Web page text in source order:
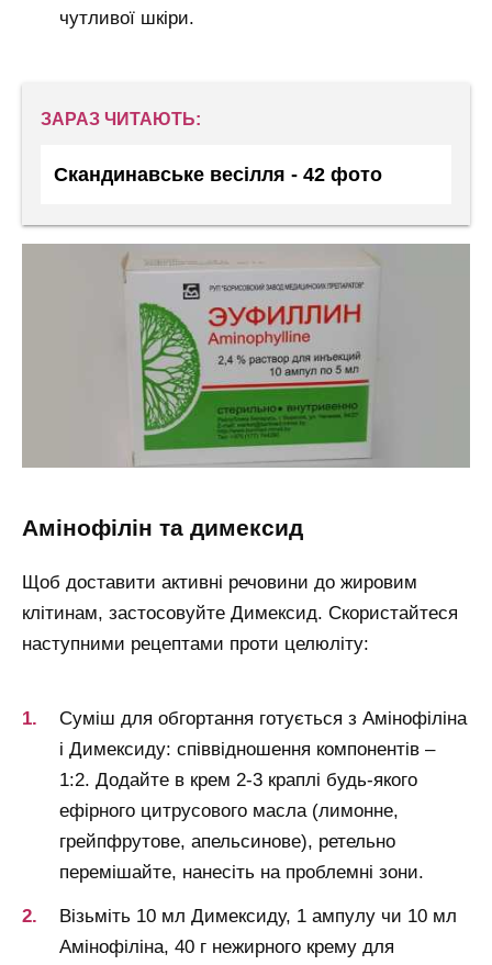
чутливої шкіри.
ЗАРАЗ ЧИТАЮТЬ:
Скандинавське весілля - 42 фото
амінофілін та димексид
Щоб доставити активні речовини до жировим
клітинам, застосовуйте Димексид. Скористайтеся
наступними рецептами проти целюліту:
Суміш для обгортання готується з Амінофіліна
і Димексиду: співвідношення компонентів –
1:2. Додайте в крем 2-3 краплі будь-якого
ефірного цитрусового масла (лимонне,
грейпфрутове, апельсинове), ретельно
перемішайте, нанесіть на проблемні зони.
Візьміть 10 мл Димексиду, 1 ампулу чи 10 мл
Амінофіліна, 40 г нежирного крему для